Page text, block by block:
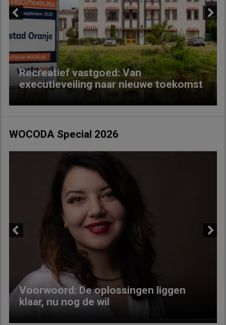
Recreatief vastgoed: Van
executieveiling naar nieuwe toekomst
Next
WOCODA Special 2026
Voorwoord: De oplossingen liggen
klaar, nu nog de wil